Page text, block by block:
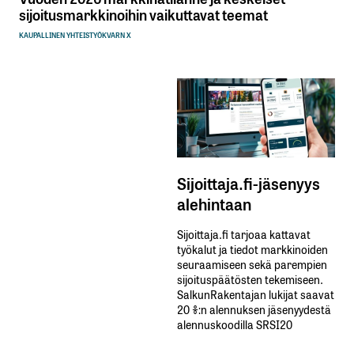
sijoitusmarkkinoihin vaikuttavat teemat
KAUPALLINEN YHTEISTYÖKVARN X
Sijoittaja.fi-jäsenyys
alehintaan
Sijoittaja.fi tarjoaa kattavat
työkalut ja tiedot markkinoiden
seuraamiseen sekä parempien
sijoituspäätösten tekemiseen.
SalkunRakentajan lukijat saavat
20 %:n alennuksen jäsenyydestä
alennuskoodilla SRSI20